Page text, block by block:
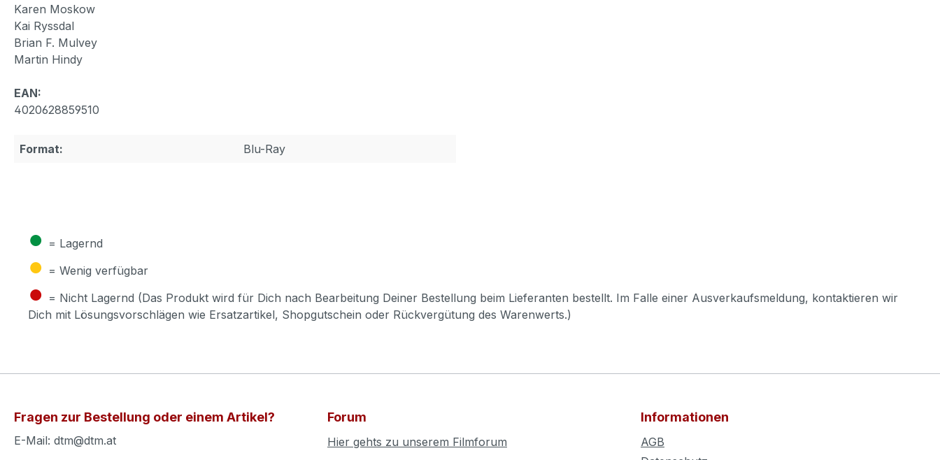
Karen Moskow
Kai Ryssdal
Brian F. Mulvey
Martin Hindy
EAN:
4020628859510
Format: Blu-Ray
● = Lagernd
● = Wenig verfügbar
● = Nicht Lagernd (Das Produkt wird für Dich nach Bearbeitung Deiner Bestellung beim Lieferanten bestellt. Im Falle einer Ausverkaufsmeldung, kontaktieren wir
Dich mit Lösungsvorschlägen wie Ersatzartikel, Shopgutschein oder Rückvergütung des Warenwerts.)
Fragen zur Bestellung oder einem Artikel?
E-Mail: dtm@dtm.at
Forum
Hier gehts zu unserem Filmforum
Informationen
AGB